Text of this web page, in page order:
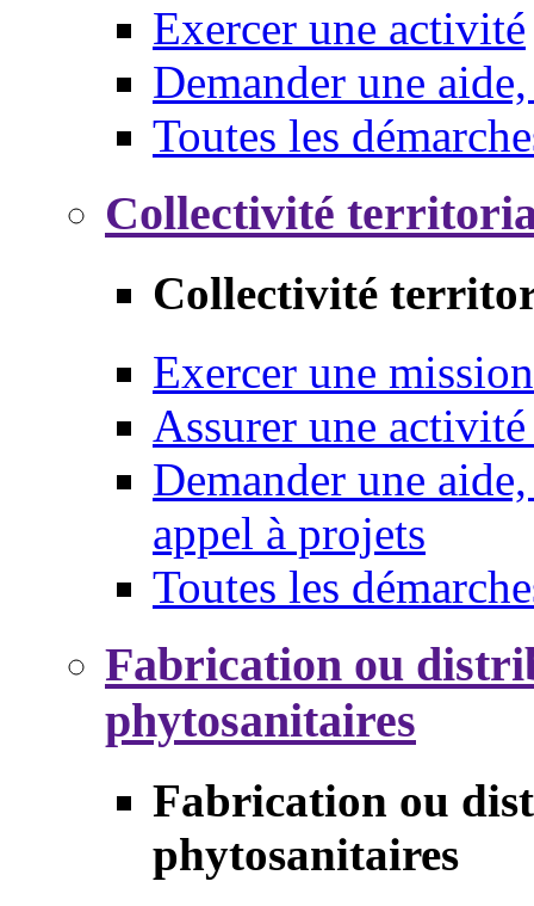
Exercer une activité
Demander une
Toutes les
Collectivité
Collectivité
Exercer une mission
Assurer une
Demander une
appel à projets
Toutes les
Fabrication ou
phytosanitaires
Fabrication ou
phytosanitaires